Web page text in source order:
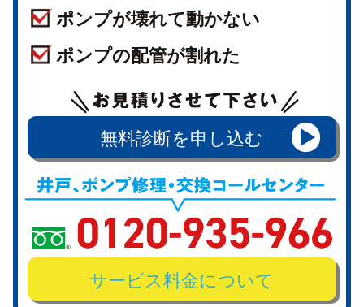
ポンプが壊れて動かない
ポンプの配管が割れた
無料診断を申し込む
サービス料金について